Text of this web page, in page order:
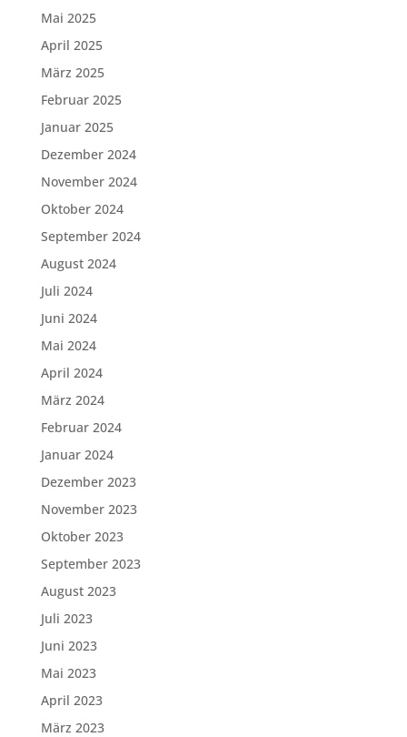
Mai 2025
April 2025
März 2025
Februar 2025
Januar 2025
Dezember 2024
November 2024
Oktober 2024
September 2024
August 2024
Juli 2024
Juni 2024
Mai 2024
April 2024
März 2024
Februar 2024
Januar 2024
Dezember 2023
November 2023
Oktober 2023
September 2023
August 2023
Juli 2023
Juni 2023
Mai 2023
April 2023
März 2023